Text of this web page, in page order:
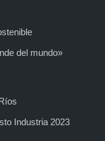
del mundo»
Industria 2023